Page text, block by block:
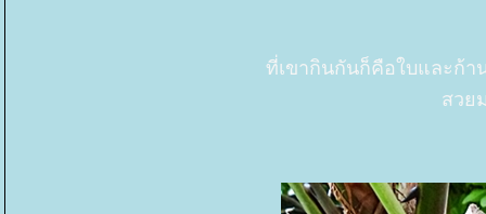
ที่เขากินกันก็คือใบและก้
สวย